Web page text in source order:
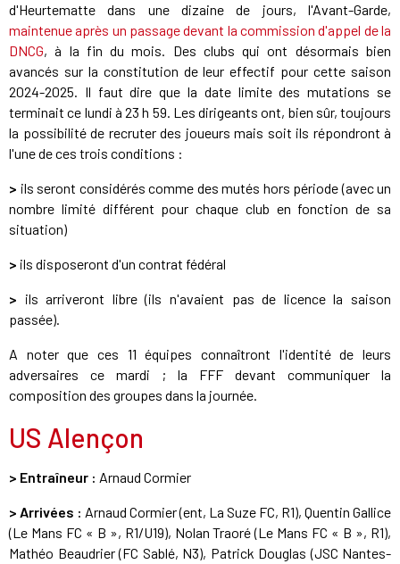
d'Heurtematte dans une dizaine de jours, l'Avant-Garde,
maintenue après un passage devant la commission d'appel de la
DNCG, à la fin du mois. Des clubs qui ont désormais bien
avancés sur la constitution de leur effectif pour cette saison
2024-2025. Il faut dire que la date limite des mutations se
terminait ce lundi à 23 h 59. Les dirigeants ont, bien sûr, toujours
la possibilité de recruter des joueurs mais soit ils répondront à
l'une de ces trois conditions :
> ils seront considérés comme des mutés hors période (avec un
nombre limité différent pour chaque club en fonction de sa
situation)
> ils disposeront d'un contrat fédéral
> ils arriveront libre (ils n'avaient pas de licence la saison
passée).
A noter que ces 11 équipes connaîtront l'identité de leurs
adversaires ce mardi ; la FFF devant communiquer la
composition des groupes dans la journée.
US Alençon
> Entraîneur : Arnaud Cormier
> Arrivées : Arnaud Cormier (ent, La Suze FC, R1), Quentin Gallice
(Le Mans FC « B », R1/U19), Nolan Traoré (Le Mans FC « B », R1),
Mathéo Beaudrier (FC Sablé, N3), Patrick Douglas (JSC Nantes-